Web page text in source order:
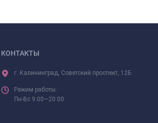
КОНТАКТЫ
г. Калининград, Советский проспект, 12Б
Режим работы:
Пн-Вс 9:00—20:00